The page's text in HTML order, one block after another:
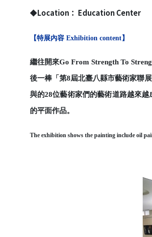
◆Location： Education Center
【特展內容 Exhibition content】
繼往開來Go From Strength To
後一棒「第8屆北臺八縣市藝術家聯
與的28位藝術家們的藝術道路越來
的平面作品。
The exhibition shows the painting include oil